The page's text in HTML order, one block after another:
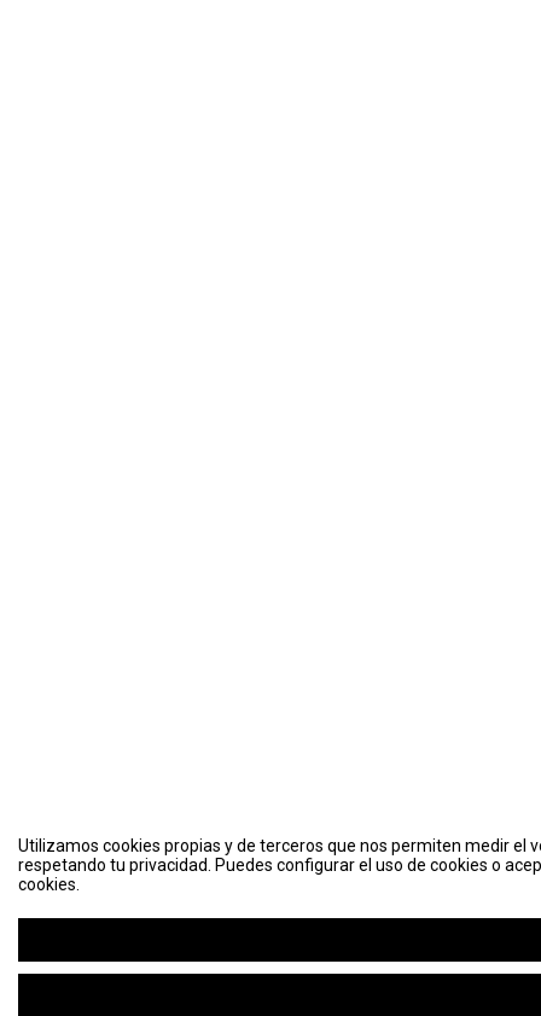
Utilizamos cookies propias y de terceros que nos permiten medir el
respetando tu privacidad. Puedes configurar el uso de cookies o
cookies.